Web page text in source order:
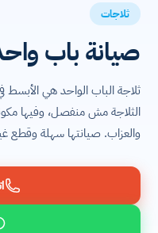
ثلاجات
صيانة باب
ثلاجة الباب الواحد هي الأبسط
الثلاجة مش منفصل، وفيها
والعزاب. صيانتها سهلة وقطع